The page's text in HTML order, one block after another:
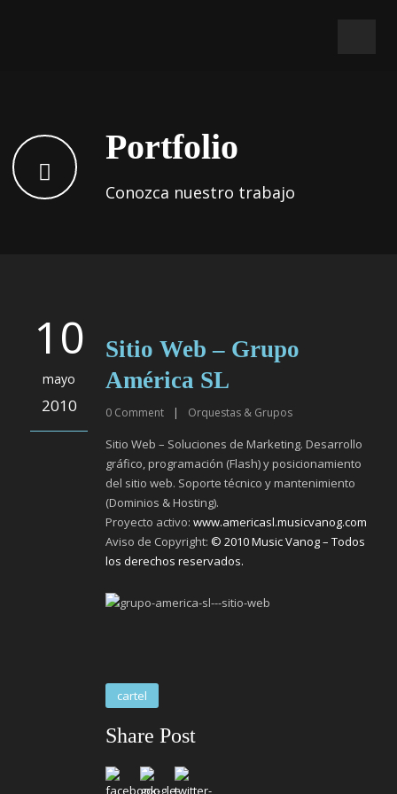
Portfolio
Conozca nuestro trabajo
10
mayo
2010
Sitio Web – Grupo
América SL
0 Comment | Orquestas & Grupos
Sitio Web – Soluciones de Marketing. Desarrollo
gráfico, programación (Flash) y posicionamiento
del sitio web. Soporte técnico y mantenimiento
(Dominios & Hosting).
Proyecto activo: www.americasl.musicvanog.com
Aviso de Copyright: © 2010 Music Vanog – Todos
los derechos reservados.
cartel
Share Post